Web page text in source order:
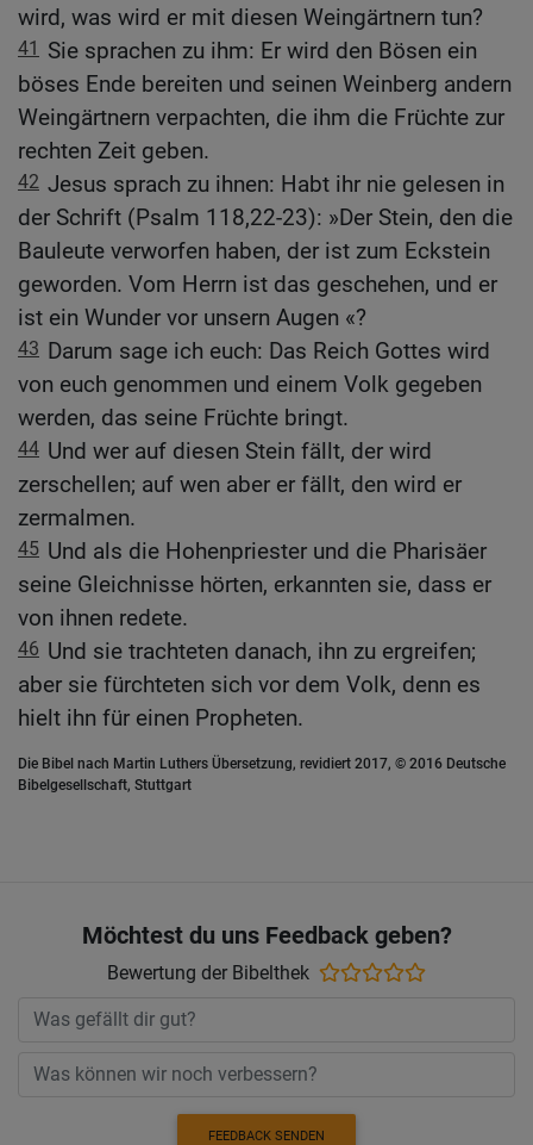
wird, was wird er mit diesen Weingärtnern tun?
41 Sie sprachen zu ihm: Er wird den Bösen ein
böses Ende bereiten und seinen Weinberg andern
Weingärtnern verpachten, die ihm die Früchte zur
rechten Zeit geben.
42 Jesus sprach zu ihnen: Habt ihr nie gelesen in
der Schrift (Psalm 118,22-23): »Der Stein, den die
Bauleute verworfen haben, der ist zum Eckstein
geworden. Vom Herrn ist das geschehen, und er
ist ein Wunder vor unsern Augen «?
43 Darum sage ich euch: Das Reich Gottes wird
von euch genommen und einem Volk gegeben
werden, das seine Früchte bringt.
44 Und wer auf diesen Stein fällt, der wird
zerschellen; auf wen aber er fällt, den wird er
zermalmen.
45 Und als die Hohenpriester und die Pharisäer
seine Gleichnisse hörten, erkannten sie, dass er
von ihnen redete.
46 Und sie trachteten danach, ihn zu ergreifen;
aber sie fürchteten sich vor dem Volk, denn es
hielt ihn für einen Propheten.
Die Bibel nach Martin Luthers Übersetzung, revidiert 2017, © 2016 Deutsche
Bibelgesellschaft, Stuttgart
Möchtest du uns Feedback geben?
Bewertung der Bibelthek
FEEDBACK SENDEN